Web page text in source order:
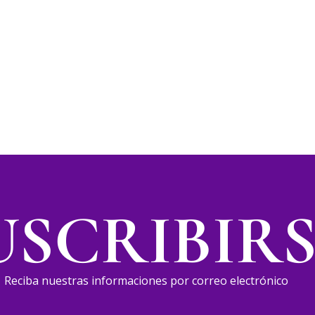
Reciba nuestras informaciones por correo electrónico